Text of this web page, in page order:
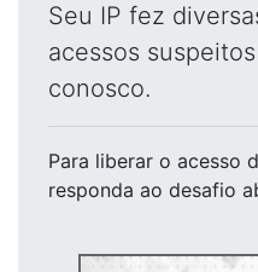
Seu IP fez
acessos
conosco.
Para liberar o acesso
responda ao desafio